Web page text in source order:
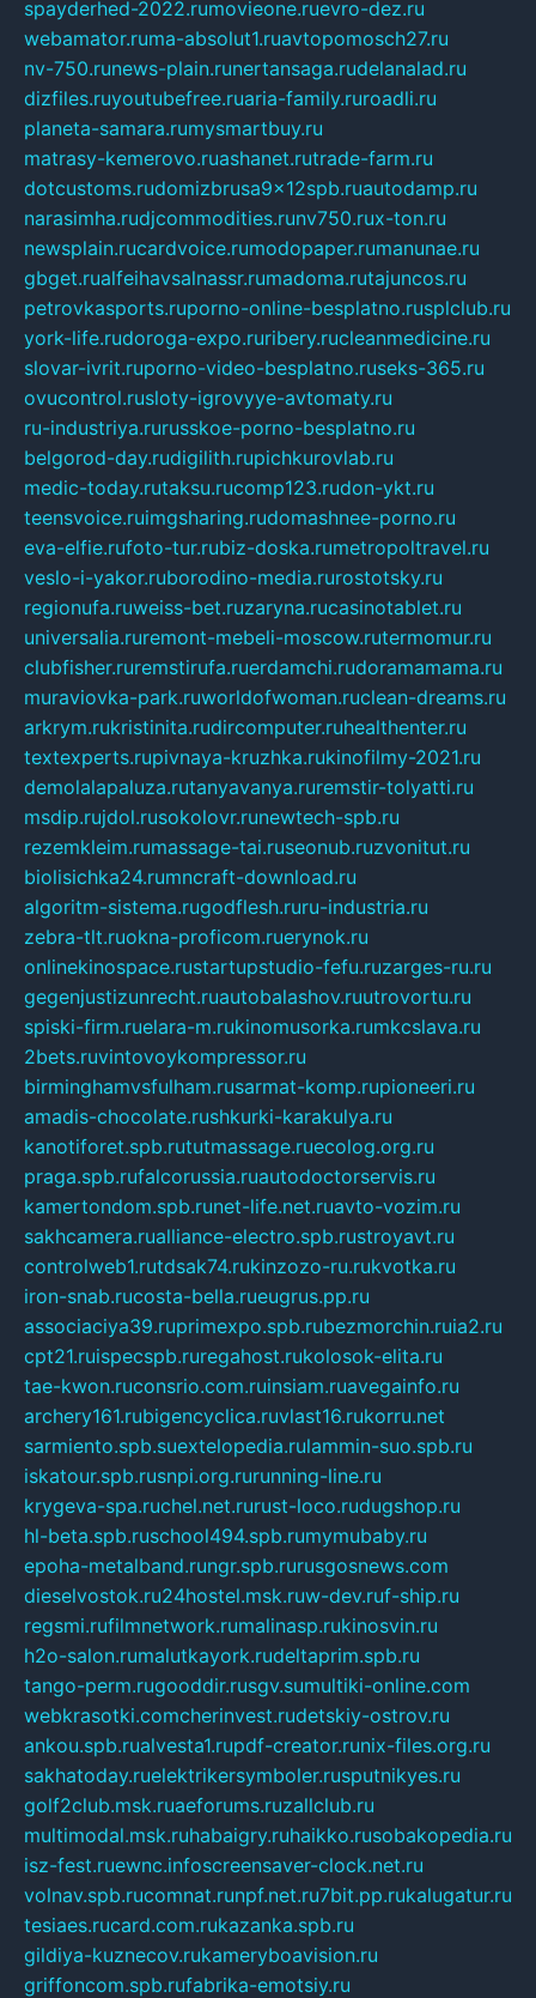
spayderhed-2022.rumovieone.ruevro-dez.ru
webamator.ruma-absolut1.ruavtopomosch27.ru
nv-750.runews-plain.runertansaga.rudelanalad.ru
dizfiles.ruyoutubefree.ruaria-family.ruroadli.ru
planeta-samara.rumysmartbuy.ru
matrasy-kemerovo.ruashanet.rutrade-farm.ru
dotcustoms.rudomizbrusa9x12spb.ruautodamp.ru
narasimha.rudjcommodities.runv750.rux-ton.ru
newsplain.rucardvoice.rumodopaper.rumanunae.ru
gbget.rualfeihavsalnassr.rumadoma.rutajuncos.ru
petrovkasports.ruporno-online-besplatno.rusplclub.ru
york-life.rudoroga-expo.ruribery.rucleanmedicine.ru
slovar-ivrit.ruporno-video-besplatno.ruseks-365.ru
ovucontrol.rusloty-igrovyye-avtomaty.ru
ru-industriya.rurusskoe-porno-besplatno.ru
belgorod-day.rudigilith.rupichkurovlab.ru
medic-today.rutaksu.rucomp123.rudon-ykt.ru
teensvoice.ruimgsharing.rudomashnee-porno.ru
eva-elfie.rufoto-tur.rubiz-doska.rumetropoltravel.ru
veslo-i-yakor.ruborodino-media.rurostotsky.ru
regionufa.ruweiss-bet.ruzaryna.rucasinotablet.ru
universalia.ruremont-mebeli-moscow.rutermomur.ru
clubfisher.ruremstirufa.ruerdamchi.rudoramamama.ru
muraviovka-park.ruworldofwoman.ruclean-dreams.ru
arkrym.rukristinita.rudircomputer.ruhealthenter.ru
textexperts.rupivnaya-kruzhka.rukinofilmy-2021.ru
demolalapaluza.rutanyavanya.ruremstir-tolyatti.ru
msdip.rujdol.rusokolovr.runewtech-spb.ru
rezemkleim.rumassage-tai.ruseonub.ruzvonitut.ru
biolisichka24.rumncraft-download.ru
algoritm-sistema.rugodflesh.ruru-industria.ru
zebra-tlt.ruokna-proficom.ruerynok.ru
onlinekinospace.rustartupstudio-fefu.ruzarges-ru.ru
gegenjustizunrecht.ruautobalashov.ruutrovortu.ru
spiski-firm.ruelara-m.rukinomusorka.rumkcslava.ru
2bets.ruvintovoykompressor.ru
birminghamvsfulham.rusarmat-komp.rupioneeri.ru
amadis-chocolate.rushkurki-karakulya.ru
kanotiforet.spb.rututmassage.ruecolog.org.ru
praga.spb.rufalcorussia.ruautodoctorservis.ru
kamertondom.spb.runet-life.net.ruavto-vozim.ru
sakhcamera.rualliance-electro.spb.rustroyavt.ru
controlweb1.rutdsak74.rukinzozo-ru.rukvotka.ru
iron-snab.rucosta-bella.rueugrus.pp.ru
associaciya39.ruprimexpo.spb.rubezmorchin.ruia2.ru
cpt21.ruispecspb.ruregahost.rukolosok-elita.ru
tae-kwon.ruconsrio.com.ruinsiam.ruavegainfo.ru
archery161.rubigencyclica.ruvlast16.rukorru.net
sarmiento.spb.suextelopedia.rulammin-suo.spb.ru
iskatour.spb.rusnpi.org.rurunning-line.ru
krygeva-spa.ruchel.net.rurust-loco.rudugshop.ru
hl-beta.spb.ruschool494.spb.rumymubaby.ru
epoha-metalband.rungr.spb.rurusgosnews.com
dieselvostok.ru24hostel.msk.ruw-dev.ruf-ship.ru
regsmi.rufilmnetwork.rumalinasp.rukinosvin.ru
h2o-salon.rumalutkayork.rudeltaprim.spb.ru
tango-perm.rugooddir.rusgv.sumultiki-online.com
webkrasotki.comcherinvest.rudetskiy-ostrov.ru
ankou.spb.rualvesta1.rupdf-creator.runix-files.org.ru
sakhatoday.ruelektrikersymboler.rusputnikyes.ru
golf2club.msk.ruaeforums.ruzallclub.ru
multimodal.msk.ruhabaigry.ruhaikko.rusobakopedia.ru
isz-fest.ruewnc.infoscreensaver-clock.net.ru
volnav.spb.rucomnat.runpf.net.ru7bit.pp.rukalugatur.ru
tesiaes.rucard.com.rukazanka.spb.ru
gildiya-kuznecov.rukameryboavision.ru
griffoncom.spb.rufabrika-emotsiy.ru